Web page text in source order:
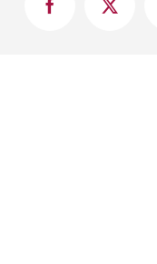
FacebookX